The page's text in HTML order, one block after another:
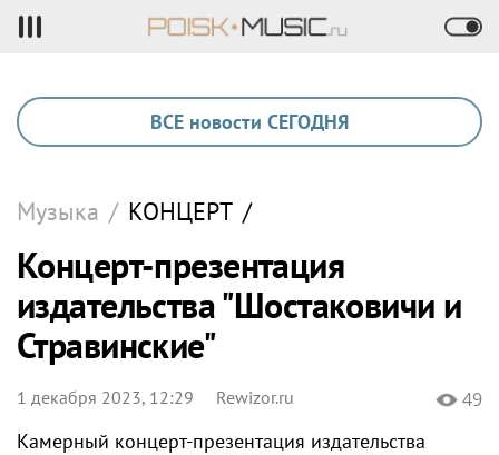
ВСЕ новости СЕГОДНЯ
Музыка / КОНЦЕРТ /
Концерт-презентация
издательства "Шостаковичи и
Стравинские"
1 декабря 2023, 12:29 Rewizor.ru 49
Камерный концерт-презентация издательства